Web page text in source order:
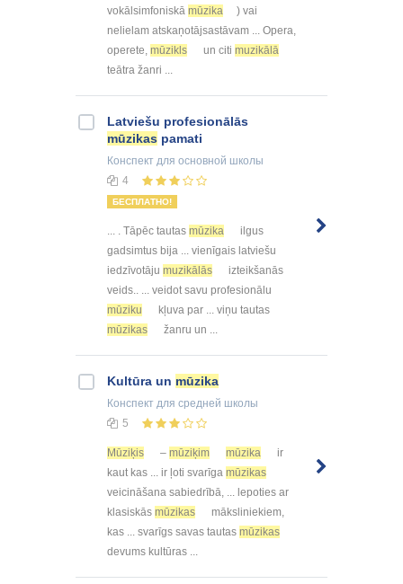
vokālsimfoniskā mūzika
) vai
nelielam atskaņotājsastāvam ... Opera,
operete, mūzikls un citi muzikālā
teātra žanri ...
Latviešu profesionālās
mūzikas pamati
Конспект для основной школы
4
БЕСПЛАТНО!
... . Tāpēc tautas mūzika
ilgus
gadsimtus bija ... vienīgais latviešu
iedzīvotāju muzikālās
izteikšanās
veids.. ... veidot savu profesionālu
mūziku
kļuva par ... viņu tautas
mūzikas
žanru un ...
Kultūra un mūzika
Конспект для средней школы
5
Mūziķis – mūziķim mūzika
ir
kaut kas ... ir ļoti svarīga mūzikas
veicināšana sabiedrībā, ... lepoties ar
klasiskās mūzikas
māksliniekiem,
kas ... svarīgs savas tautas mūzikas
devums kultūras ...